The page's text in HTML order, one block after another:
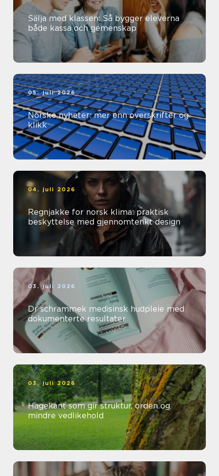
Sälja med klassen: Så bygger eleverna
både kassa och gemenskap
05. juli 2026
Norske nyheter: mer enn overskrifter og
klikk
04. juli 2026
Regnjakke for norsk klima: praktisk
beskyttelse med gjennomtenkt design
03. juli 2026
Dr schrammek medisinsk hudpleie med
dokumenterte resultater
03. juli 2026
Hagekant som gir struktur, orden og
mindre vedlikehold